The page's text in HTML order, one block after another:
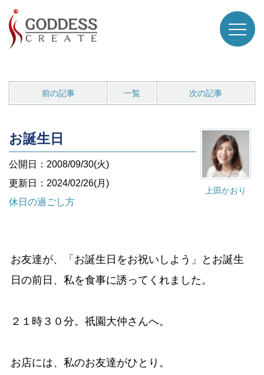
前の記事 一覧 次の記事
上田かおり
お誕生日
公開日：2008/09/30(火)
更新日：2024/02/26(月)
休日の過ごし方
お友達が、「お誕生日をお祝いしよう」とお誕生
日の前日、私を食事に誘ってくれました。
２１時３０分。祇園大仲さんへ。
お店には、私のお友達がひとり。